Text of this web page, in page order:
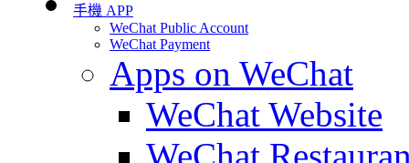
手機 APP
WeChat Public Account
WeChat Payment
Apps on WeChat
WeChat Website